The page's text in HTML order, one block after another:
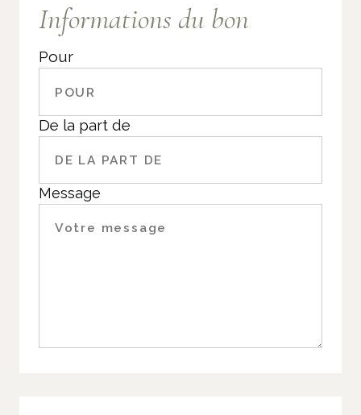
Informations du bon
Pour
De la part de
Message